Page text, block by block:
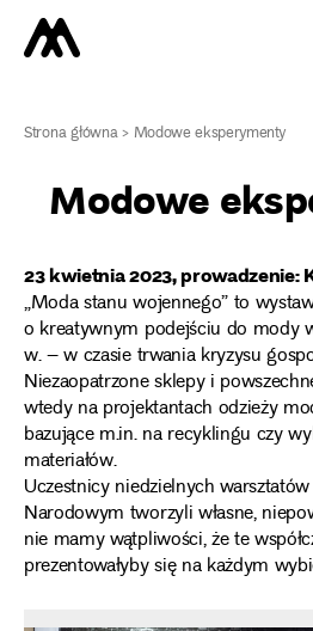
Strona główna> Modowe eksperymenty
Modowe
23 kwietnia 2023, prowadzenie:
„Moda stanu wojennego” to
o kreatywnym podejściu do mody
w. – w czasie trwania kryzysu
Niezaopatrzone sklepy i
wtedy na projektantach odzieży
bazujące m.in. na recyklingu czy
materiałów.
Uczestnicy niedzielnych
Narodowym tworzyli własne,
nie mamy wątpliwości, że te
prezentowałyby się na każdym